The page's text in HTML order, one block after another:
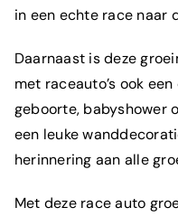
in een echte race naar
Daarnaast is deze
met raceauto’s ook
geboorte, babyshower
een leuke
herinnering aan alle
Met deze race auto